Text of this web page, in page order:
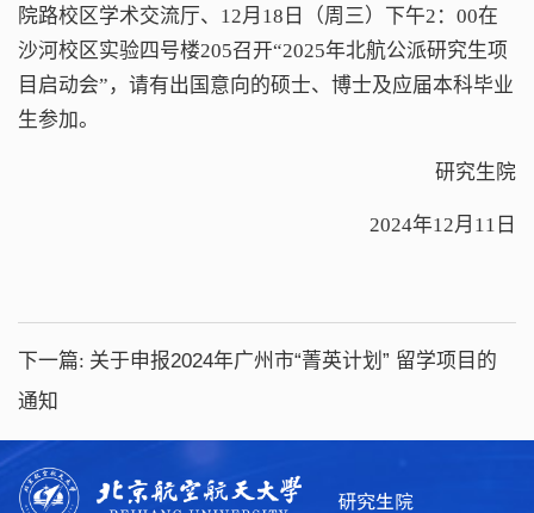
院路校区学术交流厅、12月18日（周三）下午2：00在
沙河校区实验四号楼205召开“2025年北航公派研究生项
目启动会”，请有出国意向的硕士、博士及应届本科毕业
生参加。
研究生院
2024年12月11日
下一篇: 关于申报2024年广州市“菁英计划” 留学项目的
通知